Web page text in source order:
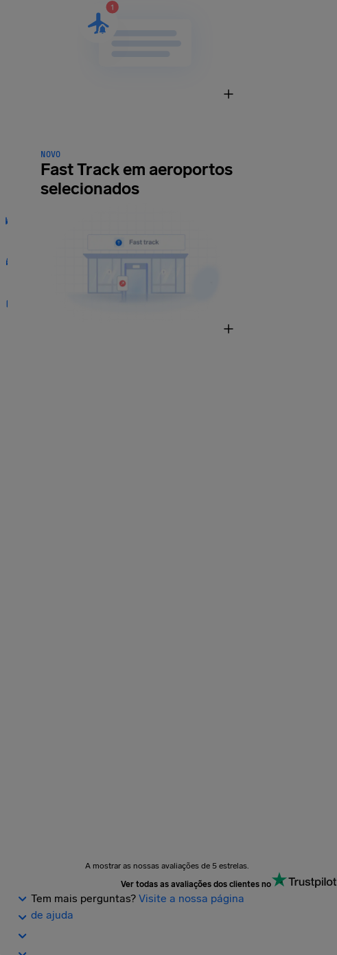
NOVO
Fast Track em aeroportos
selecionados
A mostrar as nossas avaliações de 5 estrelas.
Ver todas as avaliações dos clientes no
Tem mais perguntas? Visite a nossa página
de ajuda